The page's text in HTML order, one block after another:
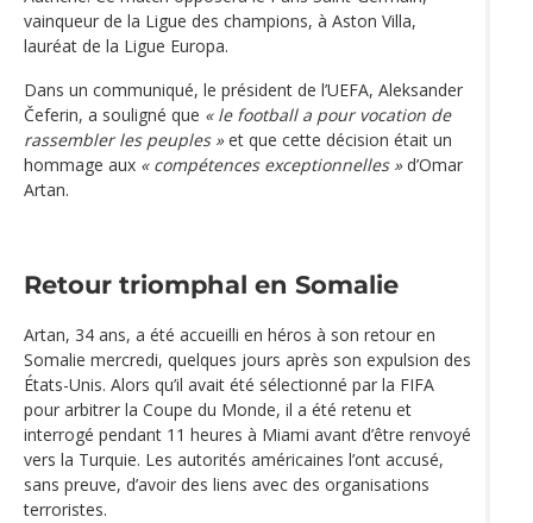
vainqueur de la Ligue des champions, à Aston Villa,
lauréat de la Ligue Europa.
Dans un communiqué, le président de l’UEFA, Aleksander
Čeferin, a souligné que « le football a pour vocation de
rassembler les peuples »et que cette décision était un
hommage aux « compétences exceptionnelles »d’Omar
Artan.
Retour triomphal en Somalie
Artan, 34 ans, a été accueilli en héros à son retour en
Somalie mercredi, quelques jours après son expulsion des
États-Unis. Alors qu’il avait été sélectionné par la FIFA
pour arbitrer la Coupe du Monde, il a été retenu et
interrogé pendant 11 heures à Miami avant d’être renvoyé
vers la Turquie. Les autorités américaines l’ont accusé,
sans preuve, d’avoir des liens avec des organisations
terroristes.